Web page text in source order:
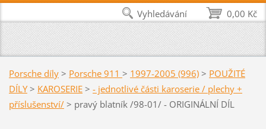
Porsche díly > Porsche 911 > 1997-2005 (996) > POUŽITÉ
DÍLY > KAROSERIE > - jednotlivé části karoserie / plechy +
příslušenství/ > pravý blatník /98-01/ - ORIGINÁLNÍ DÍL
0,00 Kč
Vyhledávání